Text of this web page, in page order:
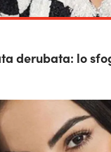
derubata: lo